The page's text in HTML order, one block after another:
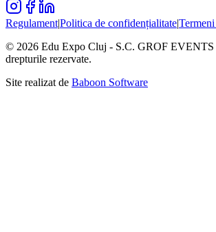
Regulament|Politica de confidențialitate|
© 2026 Edu Expo Cluj - S.C. GROF EVENTS
drepturile rezervate.
Site realizat de Baboon Software